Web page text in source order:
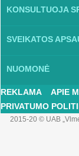
KONSULTUOJA
SVEIKATOS
NUOMONĖ
REKLAMA APIE
PRIVATUMO
2015-20 © UAB